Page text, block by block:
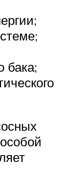
бака;